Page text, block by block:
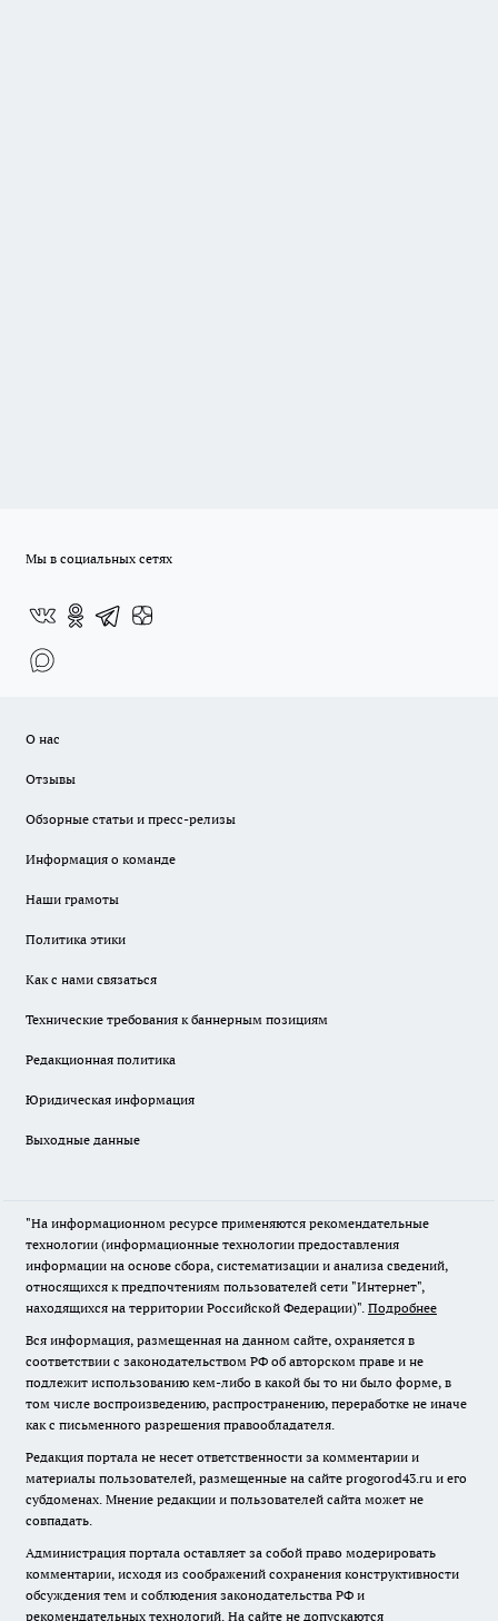
Мы в социальных сетях
О нас
Отзывы
Обзорные статьи и пресс-релизы
Информация о команде
Наши грамоты
Политика этики
Как с нами связаться
Технические требования к баннерным позициям
Редакционная политика
Юридическая информация
Выходные данные
"На информационном ресурсе применяются рекомендательные
технологии (информационные технологии предоставления
информации на основе сбора, систематизации и анализа сведений,
относящихся к предпочтениям пользователей сети "Интернет",
находящихся на территории Российской Федерации)". Подробнее
Вся информация, размещенная на данном сайте, охраняется в
соответствии с законодательством РФ об авторском праве и не
подлежит использованию кем-либо в какой бы то ни было форме, в
том числе воспроизведению, распространению, переработке не иначе
как с письменного разрешения правообладателя.
Редакция портала не несет ответственности за комментарии и
материалы пользователей, размещенные на сайте progorod43.ru и его
субдоменах. Мнение редакции и пользователей сайта может не
совпадать.
Администрация портала оставляет за собой право модерировать
комментарии, исходя из соображений сохранения конструктивности
обсуждения тем и соблюдения законодательства РФ и
рекомендательных технологий. На сайте не допускаются